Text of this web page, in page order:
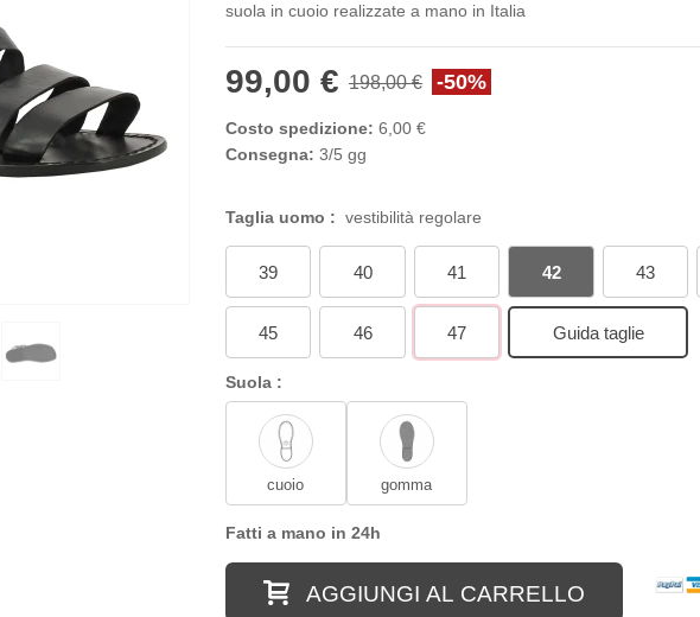
suola in cuoio realizzate a mano in Italia
99,00 € 198,00 € -50%
Costo spedizione: 6,00 €
Consegna: 3/5 gg
Taglia uomo : vestibilità regolare
39 40 41 42 43
45 46 47 Guida taglie
Suola :
cuoio gomma
Fatti a mano in 24h
AGGIUNGI AL CARRELLO